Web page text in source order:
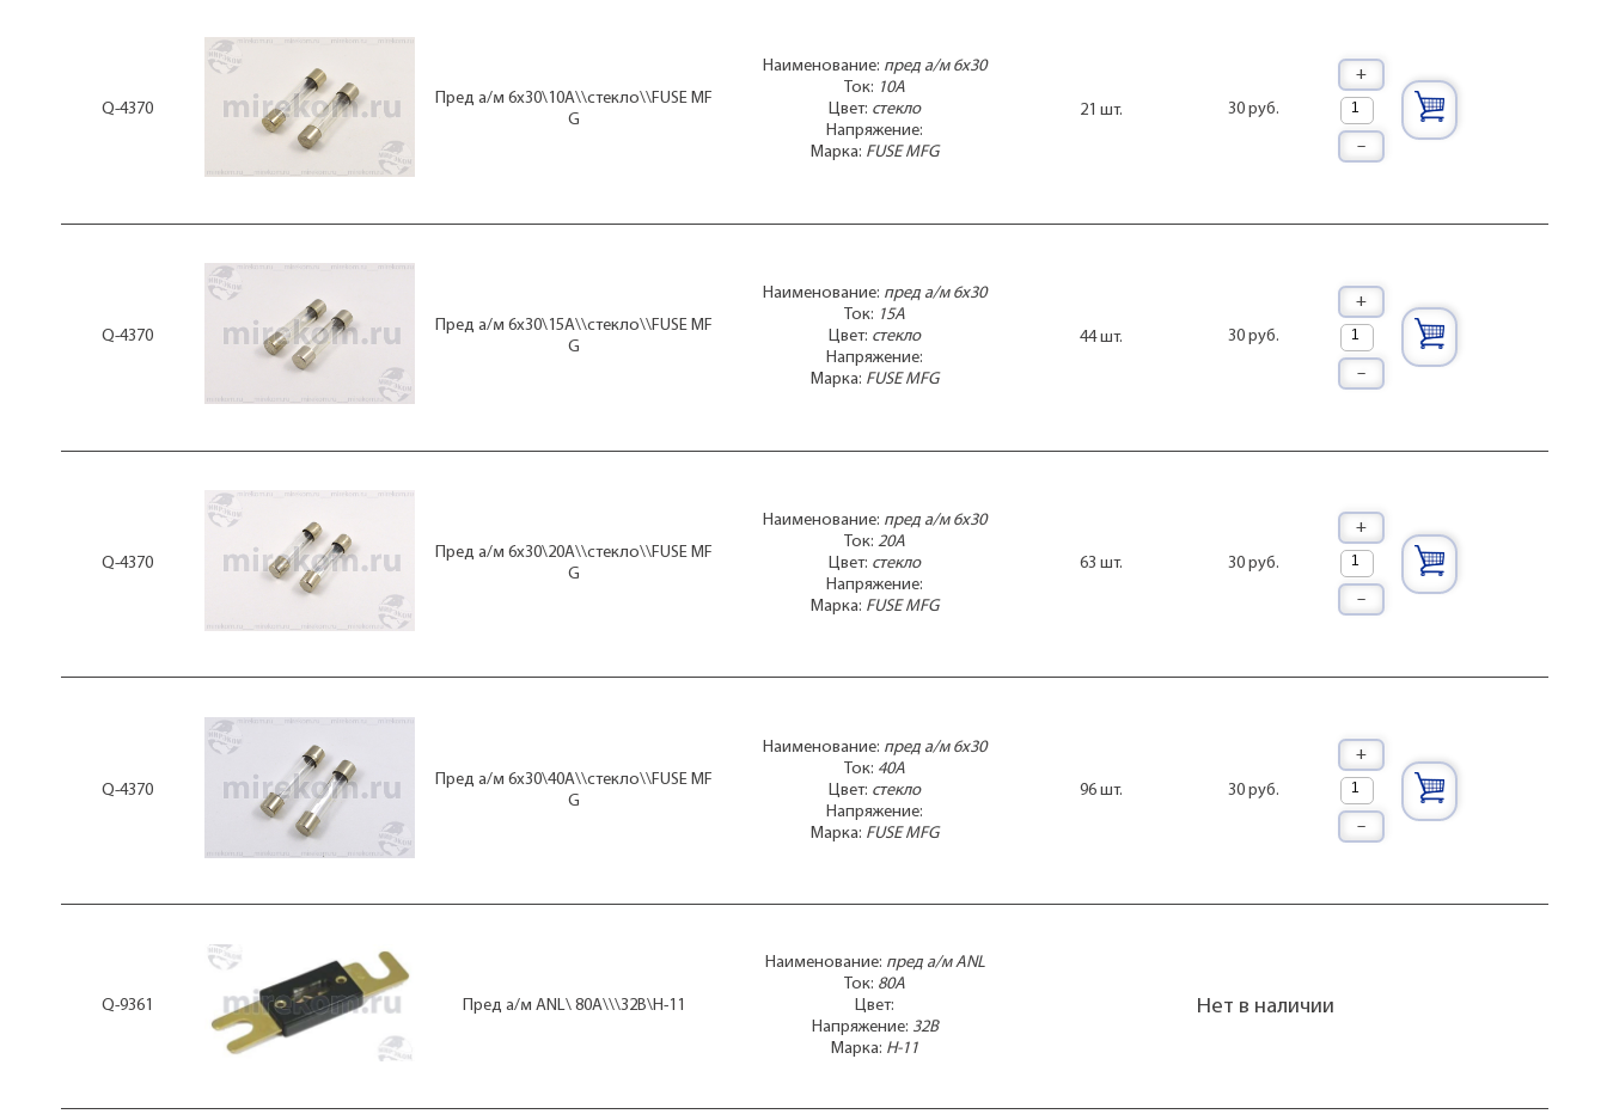
Q-4370
Пред а/м 6x30\10А\\стекло\\FUSE MF
G
Наименование: пред а/м 6x30
Ток: 10А
Цвет: стекло
Напряжение:
Марка: FUSE MFG
21 шт. 30 руб.
+
–
Q-4370
Пред а/м 6x30\15А\\стекло\\FUSE MF
G
Наименование: пред а/м 6x30
Ток: 15А
Цвет: стекло
Напряжение:
Марка: FUSE MFG
44 шт. 30 руб.
+
–
Q-4370
Пред а/м 6x30\20А\\стекло\\FUSE MF
G
Наименование: пред а/м 6x30
Ток:20А
Цвет: стекло
Напряжение:
Марка: FUSE MFG
63 шт. 30 руб.
+
–
Q-4370
Пред а/м 6x30\40А\\стекло\\FUSE MF
G
Наименование: пред а/м 6x30
Ток: 40А
Цвет: стекло
Напряжение:
Марка: FUSE MFG
96 шт. 30 руб.
+
–
Q-9361 Пред а/м ANL\ 80А\\\32В\H-11
Наименование: пред а/м ANL
Ток: 80А
Цвет:
Напряжение: 32В
Марка: H-11
Нет в наличии